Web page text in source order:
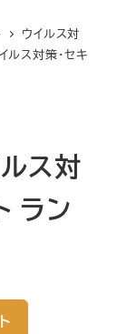
ウイルス対
ルス対策・セキ
ス対
ラン